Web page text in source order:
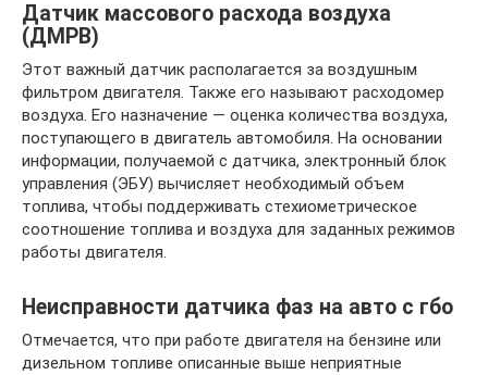
Датчик массового расхода воздуха
(ДМРВ)
Этот важный датчик располагается за воздушным
фильтром двигателя. Также его называют расходомер
воздуха. Его назначение — оценка количества воздуха,
поступающего в двигатель автомобиля. На основании
информации, получаемой с датчика, электронный блок
управления (ЭБУ) вычисляет необходимый объем
топлива, чтобы поддерживать стехиометрическое
соотношение топлива и воздуха для заданных режимов
работы двигателя.
Неисправности датчика фаз на авто с гбо
Отмечается, что при работе двигателя на бензине или
дизельном топливе описанные выше неприятные